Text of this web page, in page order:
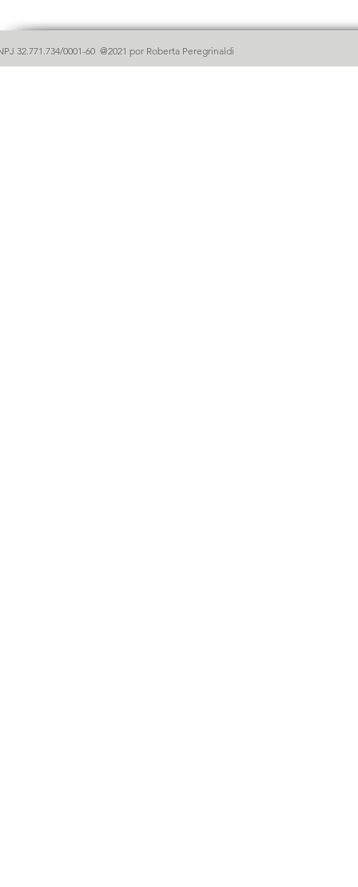
32.771.734/0001-60 @2021 por Roberta Peregrinaldi